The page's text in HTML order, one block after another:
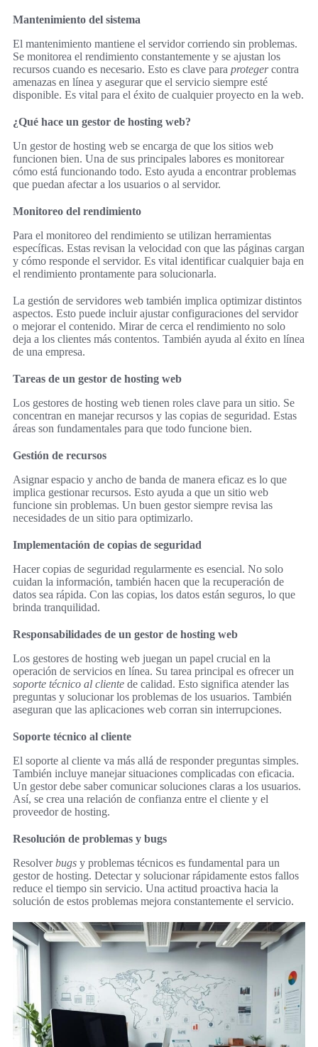
Mantenimiento del sistema
El mantenimiento mantiene el servidor corriendo sin problemas.
Se monitorea el rendimiento constantemente y se ajustan los
recursos cuando es necesario. Esto es clave para protegercontra
amenazas en línea y asegurar que el servicio siempre esté
disponible. Es vital para el éxito de cualquier proyecto en la web.
¿Qué hace un gestor de hosting web?
Un gestor de hosting web se encarga de que los sitios web
funcionen bien. Una de sus principales labores es monitorear
cómo está funcionando todo. Esto ayuda a encontrar problemas
que puedan afectar a los usuarios o al servidor.
Monitoreo del rendimiento
Para el monitoreo del rendimiento se utilizan herramientas
específicas. Estas revisan la velocidad con que las páginas cargan
y cómo responde el servidor. Es vital identificar cualquier baja en
el rendimiento prontamente para solucionarla.
La gestión de servidores web también implica optimizar distintos
aspectos. Esto puede incluir ajustar configuraciones del servidor
o mejorar el contenido. Mirar de cerca el rendimiento no solo
deja a los clientes más contentos. También ayuda al éxito en línea
de una empresa.
Tareas de un gestor de hosting web
Los gestores de hosting web tienen roles clave para un sitio. Se
concentran en manejar recursos y las copias de seguridad. Estas
áreas son fundamentales para que todo funcione bien.
Gestión de recursos
Asignar espacio y ancho de banda de manera eficaz es lo que
implica gestionar recursos. Esto ayuda a que un sitio web
funcione sin problemas. Un buen gestor siempre revisa las
necesidades de un sitio para optimizarlo.
Implementación de copias de seguridad
Hacer copias de seguridad regularmente es esencial. No solo
cuidan la información, también hacen que la recuperación de
datos sea rápida. Con las copias, los datos están seguros, lo que
brinda tranquilidad.
Responsabilidades de un gestor de hosting web
Los gestores de hosting web juegan un papel crucial en la
operación de servicios en línea. Su tarea principal es ofrecer un
soporte técnico al cliente de calidad. Esto significa atender las
preguntas y solucionar los problemas de los usuarios. También
aseguran que las aplicaciones web corran sin interrupciones.
Soporte técnico al cliente
El soporte al cliente va más allá de responder preguntas simples.
También incluye manejar situaciones complicadas con eficacia.
Un gestor debe saber comunicar soluciones claras a los usuarios.
Así, se crea una relación de confianza entre el cliente y el
proveedor de hosting.
Resolución de problemas y bugs
Resolverbugs y problemas técnicos es fundamental para un
gestor de hosting. Detectar y solucionar rápidamente estos fallos
reduce el tiempo sin servicio. Una actitud proactiva hacia la
solución de estos problemas mejora constantemente el servicio.